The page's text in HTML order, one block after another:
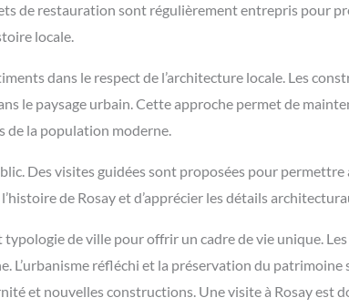
de restauration sont régulièrement entrepris pour
locale.
dans le respect de l’architecture locale. Les
le paysage urbain. Cette approche permet de
de la population moderne.
Des visites guidées sont proposées pour
de Rosay et d’apprécier les détails
de ville pour offrir un cadre de vie unique.
L’urbanisme réfléchi et la préservation du
et nouvelles constructions. Une visite à Rosay est